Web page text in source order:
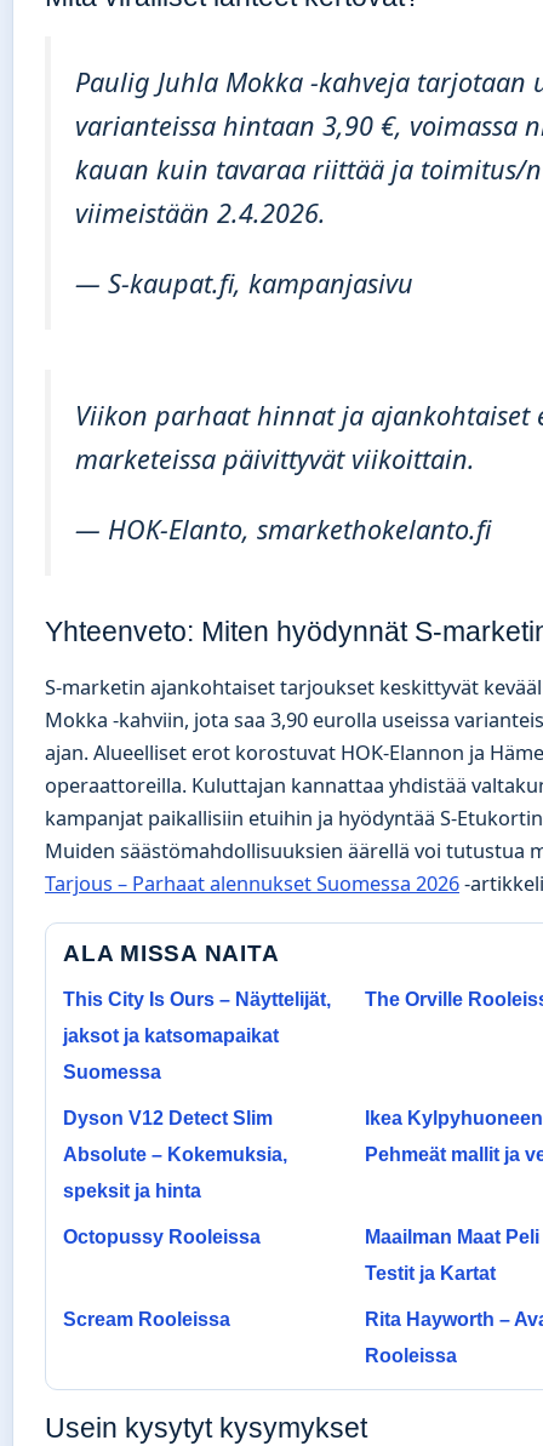
Paulig Juhla Mokka -kahveja tarjotaan
varianteissa hintaan 3,90 €, voimassa
kauan kuin tavaraa riittää ja toimitus/
viimeistään 2.4.2026.
— S-kaupat.fi, kampanjasivu
Viikon parhaat hinnat ja ajankohtaiset
marketeissa päivittyvät viikoittain.
— HOK-Elanto, smarkethokelanto.fi
Yhteenveto: Miten hyödynnät S-
S-marketin ajankohtaiset tarjoukset keskittyvät
Mokka -kahviin, jota saa 3,90 eurolla useissa
ajan. Alueelliset erot korostuvat HOK-Elannon ja
operaattoreilla. Kuluttajan kannattaa yhdistää
kampanjat paikallisiin etuihin ja hyödyntää S-
Muiden säästömahdollisuuksien äärellä voi tutustua
Tarjous – Parhaat alennukset Suomessa 2026-
ALA MISSA NAITA
This City Is Ours – Näyttelijät,
jaksot ja katsomapaikat
Suomessa
The Orville
Dyson V12 Detect Slim
Absolute – Kokemuksia,
speksit ja hinta
Ikea
Pehmeät mallit ja
Octopussy Rooleissa
Maailman Maat
Testit ja Kartat
Scream Rooleissa
Rita Hayworth –
Rooleissa
Usein kysytyt kysymykset